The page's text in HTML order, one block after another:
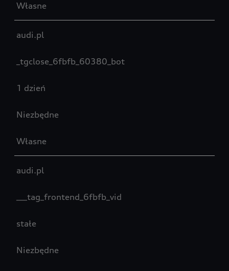
Własne
audi.pl
_tgclose_6fbfb_60380_bot
1 dzień
Niezbędne
Własne
audi.pl
___tag_frontend_6fbfb_vid
stałe
Niezbędne